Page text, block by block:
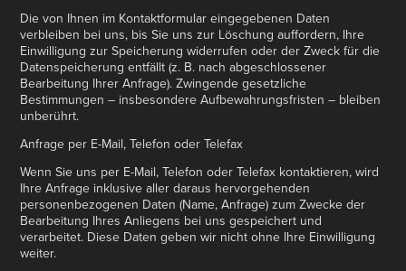
Die von Ihnen im Kontaktformular eingegebenen Daten
verbleiben bei uns, bis Sie uns zur Löschung auffordern, Ihre
Einwilligung zur Speicherung widerrufen oder der Zweck für die
Datenspeicherung entfällt (z. B. nach abgeschlossener
Bearbeitung Ihrer Anfrage). Zwingende gesetzliche
Bestimmungen – insbesondere Aufbewahrungsfristen – bleiben
unberührt.
Anfrage per E-Mail, Telefon oder Telefax
Wenn Sie uns per E-Mail, Telefon oder Telefax kontaktieren, wird
Ihre Anfrage inklusive aller daraus hervorgehenden
personenbezogenen Daten (Name, Anfrage) zum Zwecke der
Bearbeitung Ihres Anliegens bei uns gespeichert und
verarbeitet. Diese Daten geben wir nicht ohne Ihre Einwilligung
weiter.